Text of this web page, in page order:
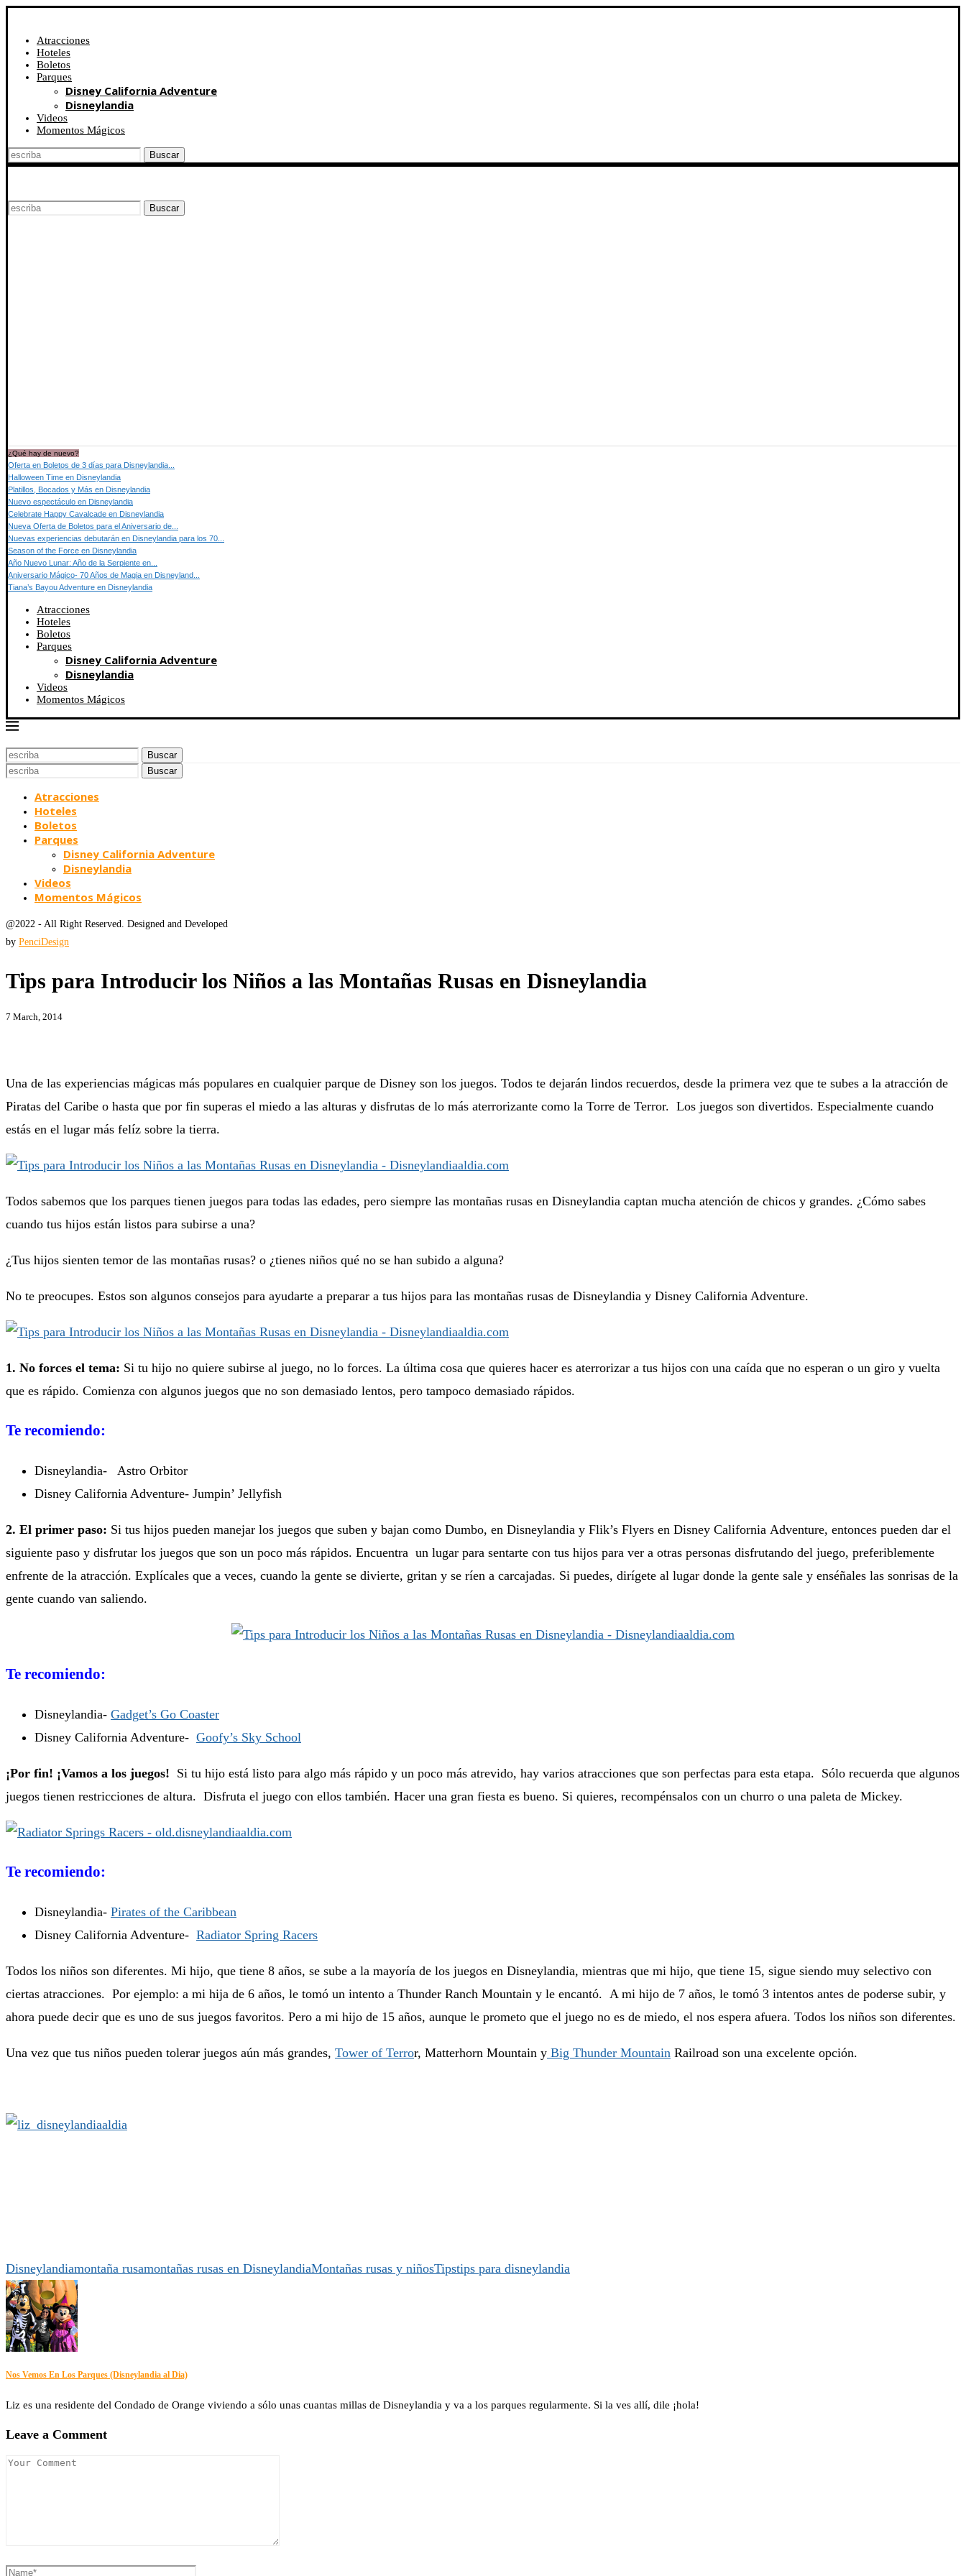
Atracciones
Hoteles
Boletos
Parques
Disney California Adventure
Disneylandia
Videos
Momentos Mágicos
Buscar
Buscar
¿Qué hay de nuevo?
Oferta en Boletos de 3 días para Disneylandia...
Halloween Time en Disneylandia
Platillos, Bocados y Más en Disneylandia
Nuevo espectáculo en Disneylandia
Celebrate Happy Cavalcade en Disneylandia
Nueva Oferta de Boletos para el Aniversario de...
Nuevas experiencias debutarán en Disneylandia para los 70...
Season of the Force en Disneylandia
Año Nuevo Lunar: Año de la Serpiente en...
Aniversario Mágico- 70 Años de Magia en Disneyland...
Tiana’s Bayou Adventure en Disneylandia
Atracciones
Hoteles
Boletos
Parques
Disney California Adventure
Disneylandia
Videos
Momentos Mágicos
Buscar
Buscar
Atracciones
Hoteles
Boletos
Parques
Disney California Adventure
Disneylandia
Videos
Momentos Mágicos
@2022 - All Right Reserved. Designed and Developed
by PenciDesign
Tips para Introducir los Niños a las Montañas Rusas en Disneylandia
7 March, 2014
Una de las experiencias mágicas más populares en cualquier parque de Disney son los juegos. Todos te dejarán lindos recuerdos, desde la primera vez que te subes a la atracción de
Piratas del Caribe o hasta que por fin superas el miedo a las alturas y disfrutas de lo más aterrorizante como la Torre de Terror. Los juegos son divertidos. Especialmente cuando
estás en el lugar más felíz sobre la tierra.
Todos sabemos que los parques tienen juegos para todas las edades, pero siempre las montañas rusas en Disneylandia captan mucha atención de chicos y grandes. ¿Cómo sabes
cuando tus hijos están listos para subirse a una?
¿Tus hijos sienten temor de las montañas rusas? o ¿tienes niños qué no se han subido a alguna?
No te preocupes. Estos son algunos consejos para ayudarte a preparar a tus hijos para las montañas rusas de Disneylandia y Disney California Adventure.
1. No forces el tema: Si tu hijo no quiere subirse al juego, no lo forces. La última cosa que quieres hacer es aterrorizar a tus hijos con una caída que no esperan o un giro y vuelta
que es rápido. Comienza con algunos juegos que no son demasiado lentos, pero tampoco demasiado rápidos.
Te recomiendo:
Disneylandia- Astro Orbitor
Disney California Adventure- Jumpin’ Jellyfish
2. El primer paso: Si tus hijos pueden manejar los juegos que suben y bajan como Dumbo, en Disneylandia y Flik’s Flyers en Disney California Adventure, entonces pueden dar el
siguiente paso y disfrutar los juegos que son un poco más rápidos. Encuentra un lugar para sentarte con tus hijos para ver a otras personas disfrutando del juego, preferiblemente
enfrente de la atracción. Explícales que a veces, cuando la gente se divierte, gritan y se ríen a carcajadas. Si puedes, dirígete al lugar donde la gente sale y enséñales las sonrisas de la
gente cuando van saliendo.
Te recomiendo:
Disneylandia- Gadget’s Go Coaster
Disney California Adventure- Goofy’s Sky School
¡Por fin! ¡Vamos a los juegos! Si tu hijo está listo para algo más rápido y un poco más atrevido, hay varios atracciones que son perfectas para esta etapa. Sólo recuerda que algunos
juegos tienen restricciones de altura. Disfruta el juego con ellos también. Hacer una gran fiesta es bueno. Si quieres, recompénsalos con un churro o una paleta de Mickey.
Te recomiendo:
Disneylandia- Pirates of the Caribbean
Disney California Adventure- Radiator Spring Racers
Todos los niños son diferentes. Mi hijo, que tiene 8 años, se sube a la mayoría de los juegos en Disneylandia, mientras que mi hijo, que tiene 15, sigue siendo muy selectivo con
ciertas atracciones. Por ejemplo: a mi hija de 6 años, le tomó un intento a Thunder Ranch Mountain y le encantó. A mi hijo de 7 años, le tomó 3 intentos antes de poderse subir, y
ahora puede decir que es uno de sus juegos favoritos. Pero a mi hijo de 15 años, aunque le prometo que el juego no es de miedo, el nos espera afuera. Todos los niños son diferentes.
Una vez que tus niños pueden tolerar juegos aún más grandes, Tower of Terror, Matterhorn Mountain y Big Thunder Mountain Railroad son una excelente opción.
Disneylandiamontaña rusamontañas rusas en DisneylandiaMontañas rusas y niñosTipstips para disneylandia
Nos Vemos En Los Parques (Disneylandia al Dia)
Liz es una residente del Condado de Orange viviendo a sólo unas cuantas millas de Disneylandia y va a los parques regularmente. Si la ves allí, dile ¡hola!
Leave a Comment